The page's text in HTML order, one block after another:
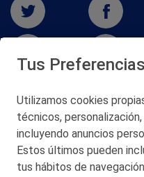
San Martín
48550
Telf.
©
Tus
Utilizamos cookies
técnicos,
incluyendo anuncios
Estos últimos pueden
tus hábitos de